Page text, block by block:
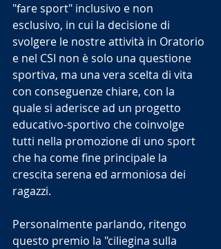
"fare sport" inclusivo e non
esclusivo, in cui la decisione di
svolgere le nostre attività in Oratorio
e nel CSI non è solo una questione
sportiva, ma una vera scelta di vita
con conseguenze chiare, con la
quale si aderisce ad un progetto
educativo-sportivo che coinvolge
tutti nella promozione di uno sport
che ha come fine principale la
crescita serena ed armoniosa dei
ragazzi.
Personalmente parlando, ritengo
questo premio la "ciliegina sulla